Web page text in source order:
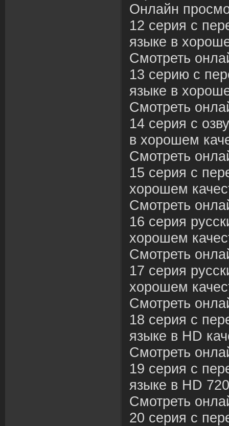
Онлайн
12 серия с
языке в
Смотреть
13 серию с
языке в
Смотреть
14 серия с
в хорошем
Смотреть
15 серия с
хорошем
Смотреть
16 серия
хорошем
Смотреть
17 серия
хорошем
Смотреть
18 серия с
языке в HD
Смотреть
19 серия с
языке в HD
Смотреть
20 серия с